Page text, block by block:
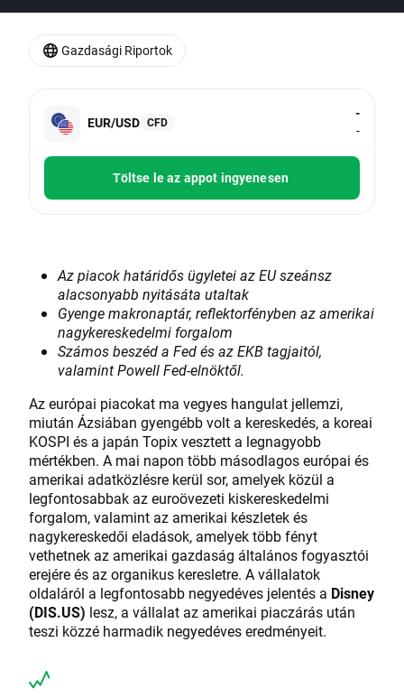
EUR/USD CFD
-
-
Töltse le az appot ingyenesen
Az piacok határidős ügyletei az EU szeánsz
alacsonyabb nyitásáta utaltak
Gyenge makronaptár, reflektorfényben az amerikai
nagykereskedelmi forgalom
Számos beszéd a Fed és az EKB tagjaitól,
valamint Powell Fed-elnöktől.
Az európai piacokat ma vegyes hangulat jellemzi,
miután Ázsiában gyengébb volt a kereskedés, a koreai
KOSPI és a japán Topix vesztett a legnagyobb
mértékben. A mai napon több másodlagos európai és
amerikai adatközlésre kerül sor, amelyek közül a
legfontosabbak az euroövezeti kiskereskedelmi
forgalom, valamint az amerikai készletek és
nagykereskedői eladások, amelyek több fényt
vethetnek az amerikai gazdaság általános fogyasztói
erejére és az organikus keresletre. A vállalatok
oldaláról a legfontosabb negyedéves jelentés a Disney
(DIS.US) lesz, a vállalat az amerikai piaczárás után
teszi közzé harmadik negyedéves eredményeit.
Gazdasági Riportok